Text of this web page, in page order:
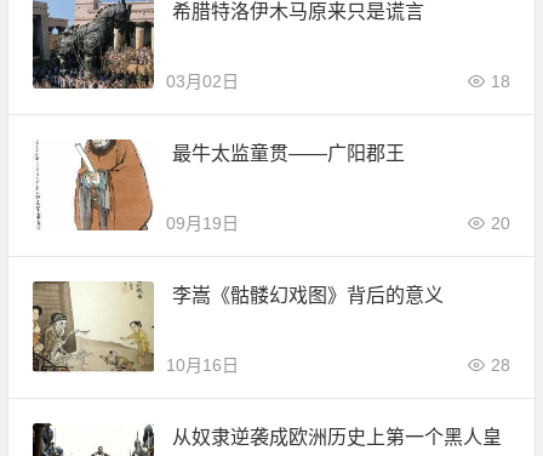
希腊特洛伊木马原来只是谎言
03月02日 18
最牛太监童贯——广阳郡王
09月19日 20
李嵩《骷髅幻戏图》背后的意义
10月16日 28
从奴隶逆袭成欧洲历史上第一个黑人皇